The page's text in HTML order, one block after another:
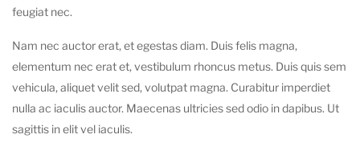
feugiat nec.
Nam nec auctor erat, et egestas diam. Duis felis magna,
elementum nec erat et, vestibulum rhoncus metus. Duis quis sem
vehicula, aliquet velit sed, volutpat magna. Curabitur imperdiet
nulla ac iaculis auctor. Maecenas ultricies sed odio in dapibus. Ut
sagittis in elit vel iaculis.